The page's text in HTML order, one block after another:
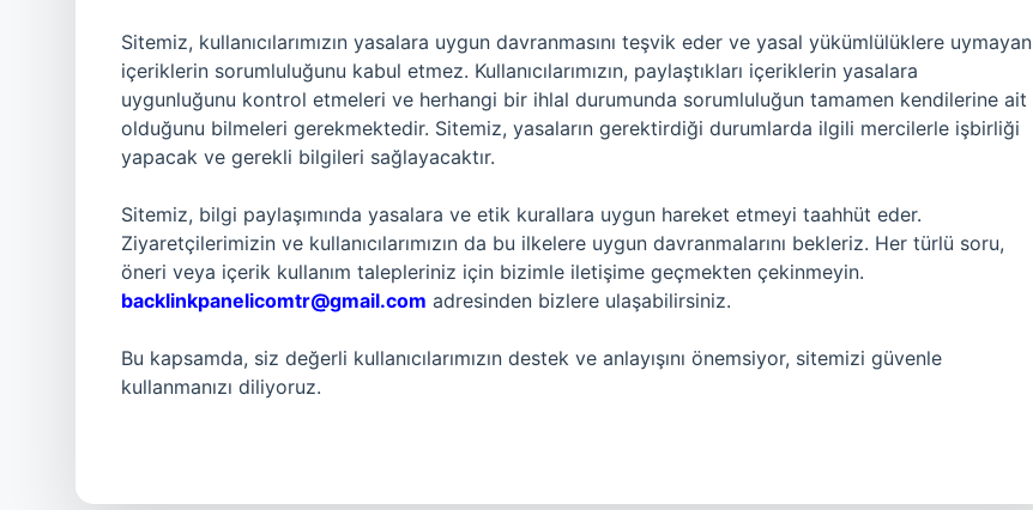
Sitemiz, kullanıcılarımızın yasalara uygun davranmasını teşvik eder ve yasal yükümlülüklere uymayan
içeriklerin sorumluluğunu kabul etmez. Kullanıcılarımızın, paylaştıkları içeriklerin yasalara
uygunluğunu kontrol etmeleri ve herhangi bir ihlal durumunda sorumluluğun tamamen kendilerine ait
olduğunu bilmeleri gerekmektedir. Sitemiz, yasaların gerektirdiği durumlarda ilgili mercilerle işbirliği
yapacak ve gerekli bilgileri sağlayacaktır.
Sitemiz, bilgi paylaşımında yasalara ve etik kurallara uygun hareket etmeyi taahhüt eder.
Ziyaretçilerimizin ve kullanıcılarımızın da bu ilkelere uygun davranmalarını bekleriz. Her türlü soru,
öneri veya içerik kullanım talepleriniz için bizimle iletişime geçmekten çekinmeyin.
backlinkpanelicomtr@gmail.com adresinden bizlere ulaşabilirsiniz.
Bu kapsamda, siz değerli kullanıcılarımızın destek ve anlayışını önemsiyor, sitemizi güvenle
kullanmanızı diliyoruz.